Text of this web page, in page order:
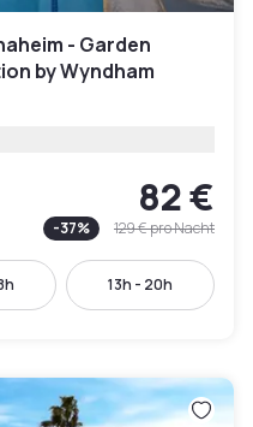
- Garden
by Wyndham
82 €
-37% 129 €pro Nacht
13h - 20h